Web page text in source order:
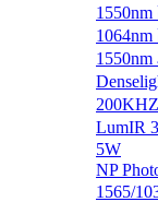
200KHZ
LumIR
5W
NP
1565/